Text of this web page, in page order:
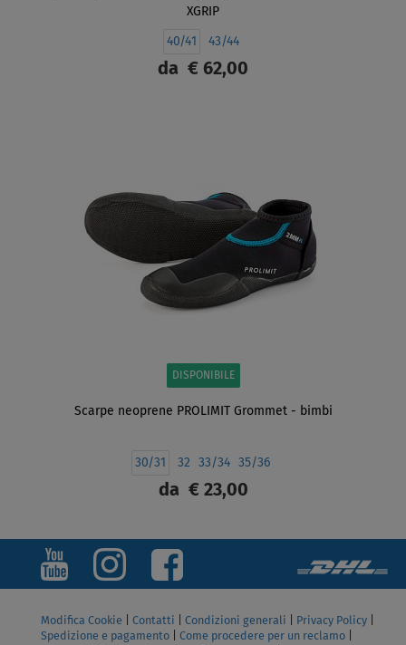
XGRIP
40/41 43/44
da € 62,00
DISPONIBILE
Scarpe neoprene PROLIMIT Grommet - bimbi
30/31 32 33/34 35/36
da € 23,00
SCHERMO
Modifica Cookie Contatti Condizioni generali Privacy Policy
Spedizione e pagamento
Come procedere per un reclamo